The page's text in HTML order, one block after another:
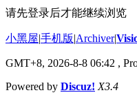
请先登录后才能继续浏览
小黑屋|手机版|Archiver|
GMT+8, 2026-8-8 06:42 ,
Powered by Discuz! X3.4